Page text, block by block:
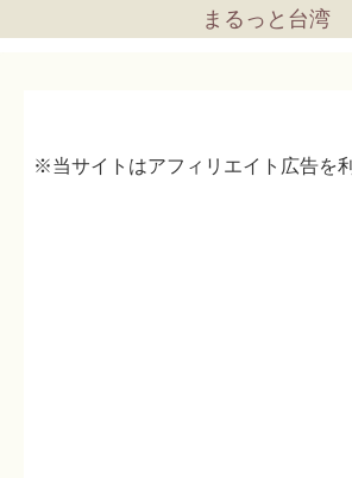
まるっと台湾
※当サイトはアフィリエイト広告を